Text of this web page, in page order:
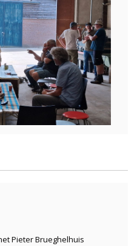
Pieter Brueghelhuis